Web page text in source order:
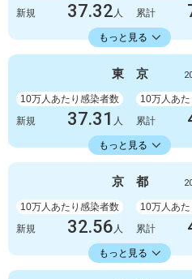
新規
37.32 人
累計
もっと見る
23598.73人
感染者数
3300人
死亡
新規
累計 2086723人 累計
東 京
10万人あたり感染者数
新規
37.31 人
10万人あ
累計
もっと見る
22429.74人
感染者数
5247人
死亡
新規
累計 3154675人 累計
京 都
10万人あたり感染者数
新規
32.56 人
10万人あ
累計
もっと見る
18413.86人
感染者数
死亡